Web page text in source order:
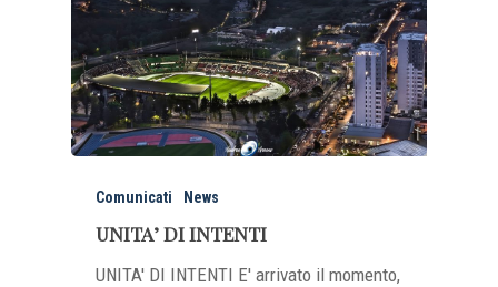
Comunicati News
UNITA’ DI INTENTI
UNITA' DI INTENTI E' arrivato il momento,